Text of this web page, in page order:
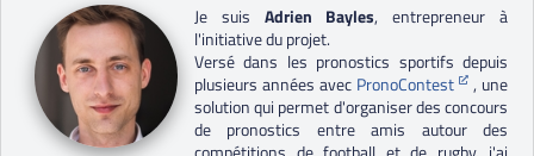
Je suis Adrien Bayles, entrepreneur à
l'initiative du projet.
Versé dans les pronostics sportifs depuis
plusieurs années avec PronoContest
, une
solution qui permet d'organiser des concours
de pronostics entre amis autour des